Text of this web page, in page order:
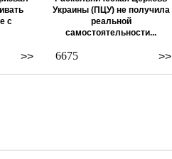
с
>>
Украины (ПЦУ) не получила
реальной
самостоятельности...
>>
6675